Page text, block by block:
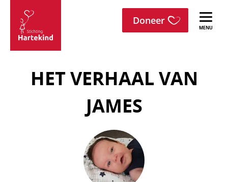
Sla navigatie over
Stichting
Hartekind
Doneer menu
HET VERHAAL VAN
JAMES